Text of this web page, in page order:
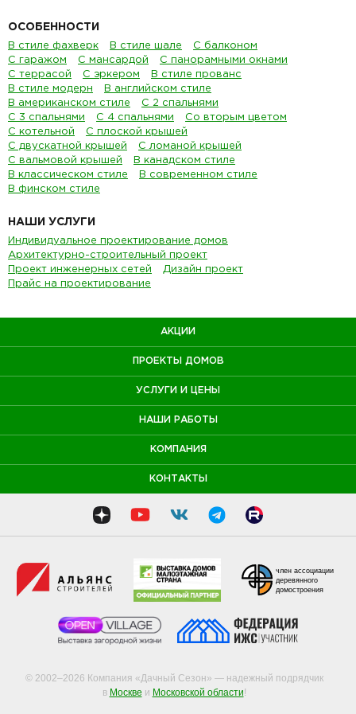
ОСОБЕННОСТИ
В стиле фахверк В стиле шале
С балконом
С гаражом
С мансардой
С панорамными окнами
С террасой
С эркером
В стиле прованс
В стиле модерн
В английском стиле
В американском стиле
С 2 спальнями
С 3 спальнями
С 4 спальнями
Со вторым цветом
С котельной
С плоской крышей
С двускатной крышей
С ломаной крышей
С вальмовой крышей
В канадском стиле
В классическом стиле
В современном стиле
В финском стиле
НАШИ УСЛУГИ
Индивидуальное проектирование домов
Архитектурно-строительный проект
Проект инженерных сетей
Дизайн проект
Прайс на проектирование
АКЦИИ
ПРОЕКТЫ ДОМОВ
УСЛУГИ И ЦЕНЫ
НАШИ РАБОТЫ
КОМПАНИЯ
КОНТАКТЫ
© 2002–2026 Компания «Дачный Сезон» — надежный подрядчик
в Москве и Московской области!
член ассоциации
деревянного
домостроения